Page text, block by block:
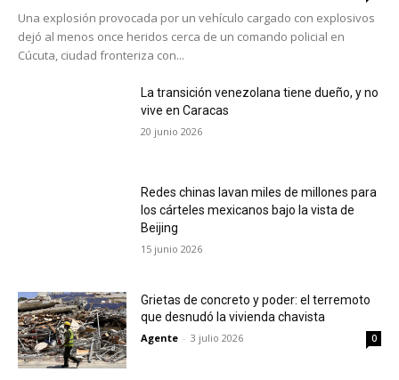
Una explosión provocada por un vehículo cargado con explosivos
dejó al menos once heridos cerca de un comando policial en
Cúcuta, ciudad fronteriza con...
La transición venezolana tiene dueño, y no
vive en Caracas
20 junio 2026
Redes chinas lavan miles de millones para
los cárteles mexicanos bajo la vista de
Beijing
15 junio 2026
Grietas de concreto y poder: el terremoto
que desnudó la vivienda chavista
Agente - 3 julio 2026 0